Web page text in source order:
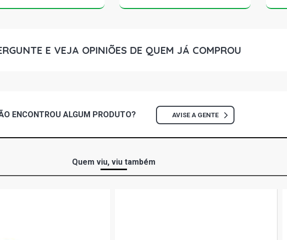
GOL G2 MI-PLUS HATCH 1.6 8V
E VEJA OPINIÕES DE QUEM JÁ COMPROU
ENCONTROU ALGUM PRODUTO? AVISE A GENTE
Quem viu, viu também